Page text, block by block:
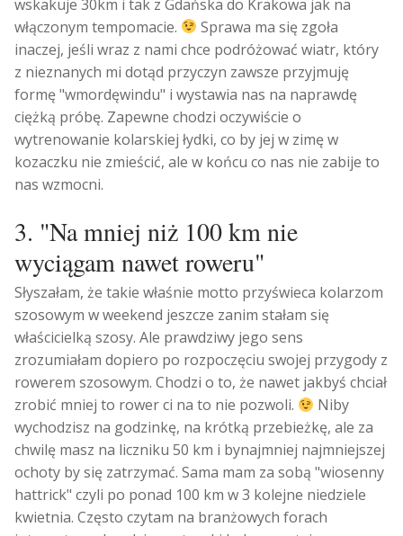
wskakuje 30km i tak z Gdańska do Krakowa jak na
włączonym tempomacie.
Sprawa ma się zgoła
inaczej, jeśli wraz z nami chce podróżować wiatr, który
z nieznanych mi dotąd przyczyn zawsze przyjmuję
formę "wmordęwindu" i wystawia nas na naprawdę
ciężką próbę. Zapewne chodzi oczywiście o
wytrenowanie kolarskiej łydki, co by jej w zimę w
kozaczku nie zmieścić, ale w końcu co nas nie zabije to
nas wzmocni.
3. "Na mniej niż 100 km nie
wyciągam nawet roweru"
Słyszałam, że takie właśnie motto przyświeca kolarzom
szosowym w weekend jeszcze zanim stałam się
właścicielką szosy. Ale prawdziwy jego sens
zrozumiałam dopiero po rozpoczęciu swojej przygody z
rowerem szosowym. Chodzi o to, że nawet jakbyś chciał
zrobić mniej to rower ci na to nie pozwoli.
Niby
wychodzisz na godzinkę, na krótką przebieżkę, ale za
chwilę masz na liczniku 50 km i bynajmniej najmniejszej
ochoty by się zatrzymać. Sama mam za sobą "wiosenny
hattrick" czyli po ponad 100 km w 3 kolejne niedziele
kwietnia. Często czytam na branżowych forach